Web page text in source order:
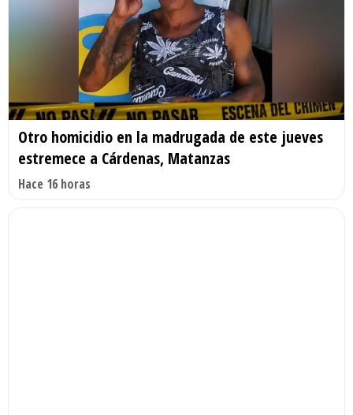
Otro homicidio en la madrugada de este jueves
estremece a Cárdenas, Matanzas
Hace 16 horas